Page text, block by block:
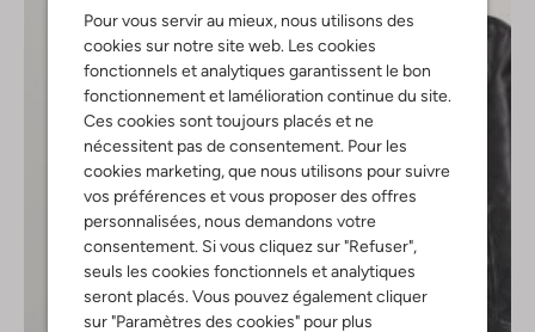
Pour vous servir au mieux, nous utilisons des
cookies sur notre site web. Les cookies
fonctionnels et analytiques garantissent le bon
fonctionnement et lamélioration continue du site.
Ces cookies sont toujours placés et ne
nécessitent pas de consentement. Pour les
cookies marketing, que nous utilisons pour suivre
vos préférences et vous proposer des offres
personnalisées, nous demandons votre
consentement. Si vous cliquez sur "Refuser",
seuls les cookies fonctionnels et analytiques
seront placés. Vous pouvez également cliquer
sur "Paramètres des cookies" pour plus